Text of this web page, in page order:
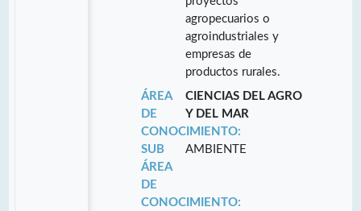
agropecuarios o
agroindustriales y
empresas de
productos rurales.
ÁREA
DE
CONOCIMIENTO:
CIENCIAS DEL AGRO
Y DEL MAR
SUB
ÁREA
DE
CONOCIMIENTO:
AMBIENTE